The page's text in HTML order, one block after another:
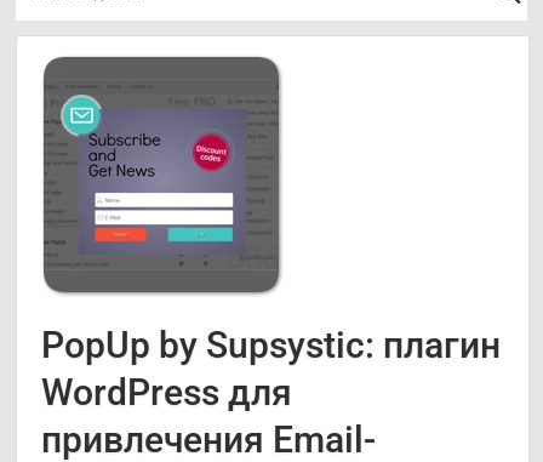
PopUp by Supsystic: плагин
WordPress для
привлечения Email-